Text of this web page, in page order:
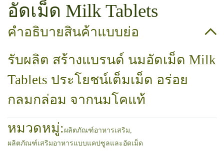
อัดเม็ด Milk Tablets
คำอธิบายสินค้าแบบย่อ
รับผลิต สร้างแบรนด์ นมอัดเม็ด Milk
Tablets ประโยชน์เต็มเม็ด อร่อย
กลมกล่อม จากนมโคแท้
หมวดหมู่: ผลิตภัณฑ์อาหารเสริม,
ผลิตภัณฑ์เสริมอาหารแบบแคปซูลและอัดเม็ด